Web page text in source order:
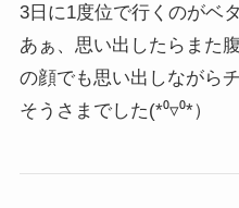
3日に1度位で行くのがベ
あぁ、思い出したらまた
の顔でも思い出しながら
そうさまでした(*⁰▿⁰*）